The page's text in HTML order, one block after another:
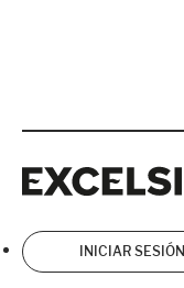
INICIAR SESIÓN